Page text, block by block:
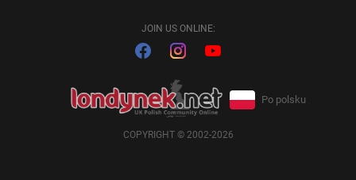
JOIN US ONLINE:
Po polsku
COPYRIGHT © 2002-2026